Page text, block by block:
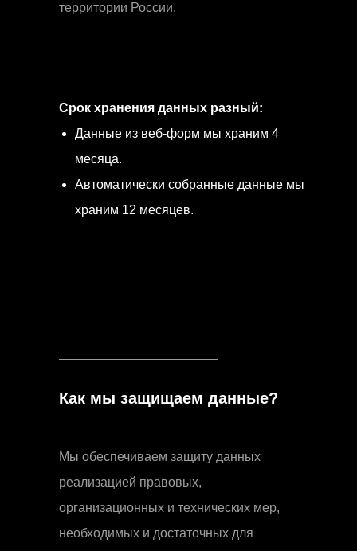
Срок хранения данных разный:
Данные из веб-форм мы храним 4
месяца.
Автоматически собранные данные мы
храним 12 месяцев.
территории России.
Как мы защищаем данные?
Мы обеспечиваем защиту данных
реализацией правовых,
организационных и технических мер,
необходимых и достаточных для